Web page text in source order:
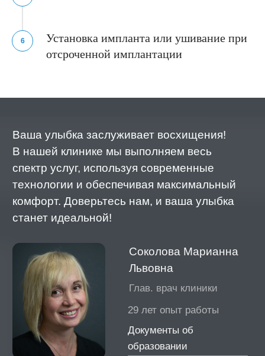
Установка импланта или ушивание при
отсроченной имплантации
Комплексное лечение. Выравнивание
Выравнивание зубного ряда брекетами
зубного ряда брекетами и покрытие
коронками и винирами
Восстановление зуба коронкой
Восстановление всего зубного ряда
протезом на 4 имплантах
Тотальная замена всех предыдущих
коронок, покрытие зубов коронками и
Комплексное лечение. Выравнивание
зубного ряда брекетами и покрытие
коронками
Комплексное лечение. Восстановление
верхнего зубного ряда протезом.
Восстановление всего нижнего зубного ряда
протезом на 4 имплантах
Комплексное лечение. Восстановление и
верхнего и нижнего зубного ряда протезами
на имплантах